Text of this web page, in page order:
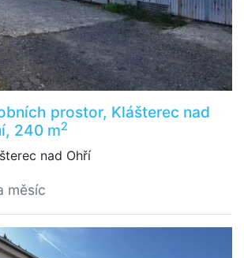
prostor, Klášterec nad
240 m2
nad Ohří
měsíc